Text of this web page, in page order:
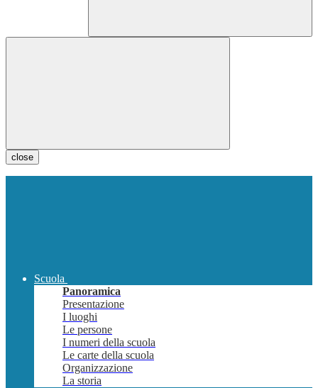
close
Scuola
Panoramica
Presentazione
I luoghi
Le persone
I numeri della scuola
Le carte della scuola
Organizzazione
La storia